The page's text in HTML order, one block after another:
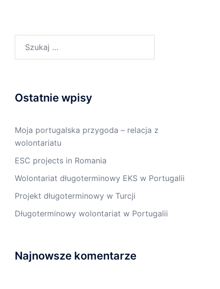
Ostatnie wpisy
Moja portugalska przygoda – relacja z
wolontariatu
ESC projects in Romania
Wolontariat długoterminowy EKS w Portugalii
Projekt długoterminowy w Turcji
Długoterminowy wolontariat w Portugalii
Najnowsze komentarze